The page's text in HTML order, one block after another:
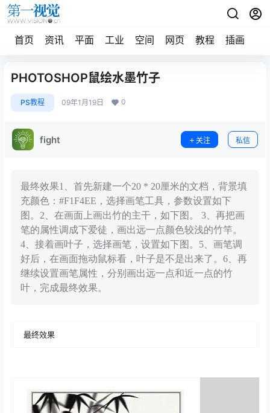
首页 资讯 平面 工业 空间 网页 教程 插画
PHOTOSHOP鼠绘水墨竹子
PS教程 09年1月19日 0
fight 关注 私信
最终效果1、首先新建一个20 * 20厘米的文档，背景填
充颜色：#F1F4EE，选择画笔工具，参数设置如下
图。2、在画面上画出竹的主干，如下图。 3、再把画
笔的属性调成下爱徒，画出远一点颜色较浅的竹竿。
4、接着画叶子，选择画笔，设置如下图。5、画笔调
好后，在画面拖动鼠标看，叶子是不是出来了。6、再
继续设置画笔属性，分别画出远一点和近一点的竹
叶，完成最终效果。
最终效果